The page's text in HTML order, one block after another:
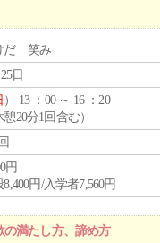
だ 笑み
日
） 13 ：00 ～ 16 ：20
憩20分1回含む）
円
円/入学者7,560円
満たし方、諦め方